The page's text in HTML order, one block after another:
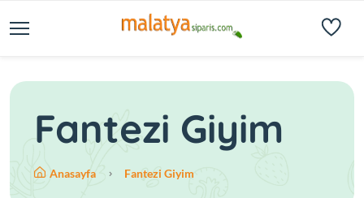
Fantezi Giyim
Anasayfa Fantezi Giyim